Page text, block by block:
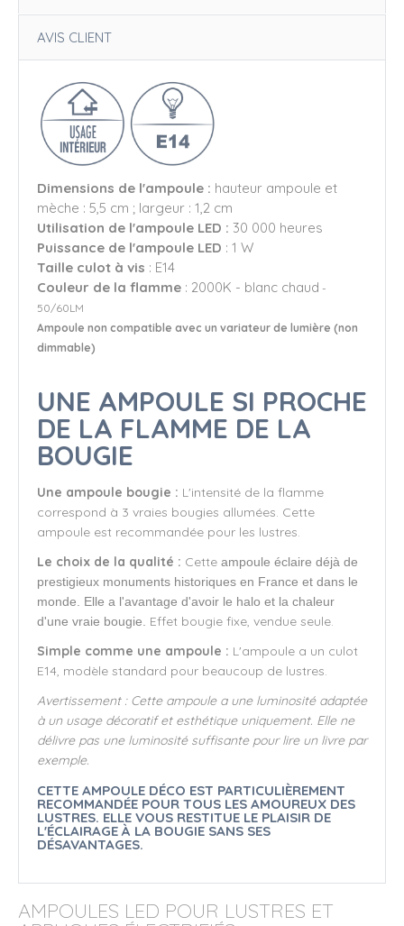
AVIS CLIENT
Dimensions de l'ampoule : hauteur ampoule et
mèche : 5,5 cm ; largeur : 1,2 cm
Utilisation de l'ampoule LED : 30 000 heures
Puissance de l'ampoule LED : 1 W
Taille culot à vis : E14
Couleur de la flamme : 2000K - blanc chaud -
50/60LM
Ampoule non compatible avec un variateur de lumière (non
dimmable)
UNE AMPOULE SI PROCHE
DE LA FLAMME DE LA
BOUGIE
Une ampoule bougie : L'intensité de la flamme
correspond à 3 vraies bougies allumées. Cette
ampoule est recommandée pour les lustres.
Le choix de la qualité : Cette ampoule éclaire déjà de
prestigieux monuments historiques en France et dans le
monde. Elle a l'avantage d'avoir le halo et la chaleur
d'une vraie bougie.
Effet bougie fixe, vendue seule.
Simple comme une ampoule : L'ampoule a un culot
E14, modèle standard pour beaucoup de lustres.
Avertissement : Cette ampoule a une luminosité adaptée
à un usage décoratif et esthétique uniquement. Elle ne
délivre pas une luminosité suffisante pour lire un livre par
exemple.
CETTE AMPOULE DÉCO EST PARTICULIÈREMENT
RECOMMANDÉE POUR TOUS LES AMOUREUX DES
LUSTRES. ELLE VOUS RESTITUE LE PLAISIR DE
L'ÉCLAIRAGE À LA BOUGIE SANS SES
DÉSAVANTAGES.
AMPOULES LED POUR LUSTRES ET